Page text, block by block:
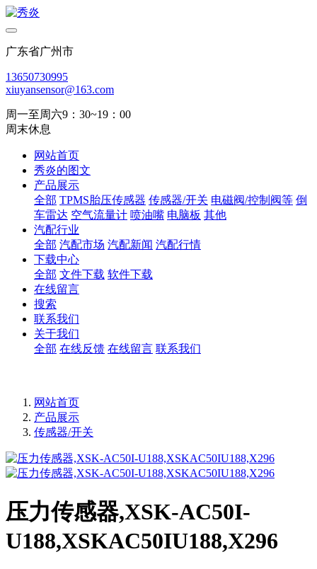
广东省广州市
13650730995
xiuyansensor@163.com
周一至周六9：30~19：00
周末休息
网站首页
秀炎的图文
产品展示
全部 TPMS胎压传感器 传感器/开关 电磁阀/控制阀等 倒
车雷达 空气流量计 喷油嘴 电脑板 其他
汽配行业
全部 汽配市场 汽配新闻 汽配行情
下载中心
全部 文件下载 软件下载
在线留言
搜索
联系我们
关于我们
全部 在线反馈 在线留言 联系我们
网站首页
产品展示
传感器/开关
压力传感器,XSK-AC50I-
U188,XSKAC50IU188,X296